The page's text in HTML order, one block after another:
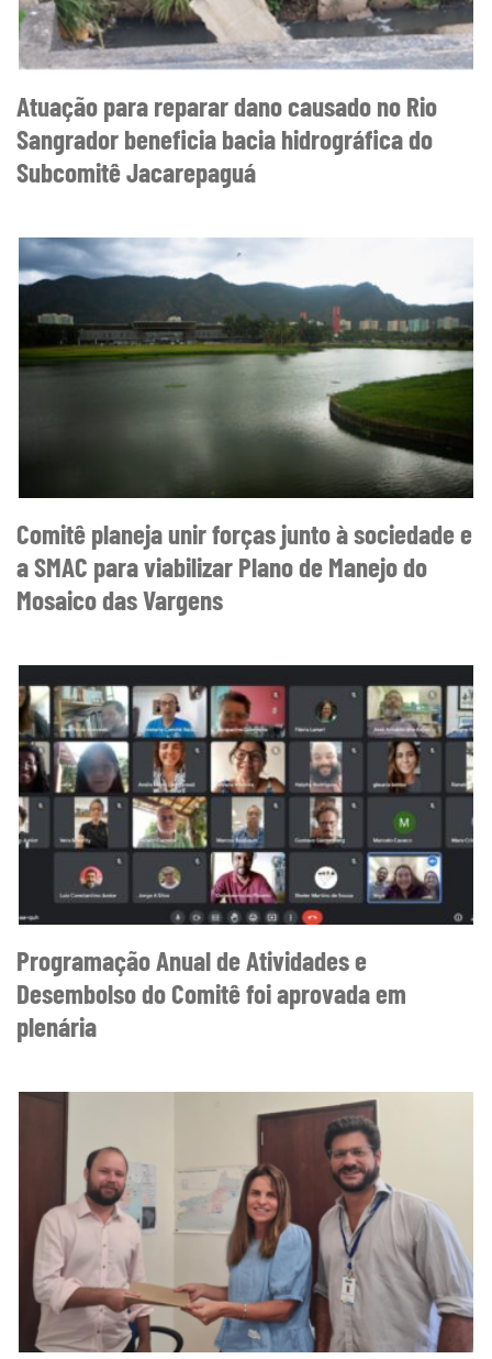
Atuação para reparar dano causado no Rio
Sangrador beneficia bacia hidrográfica do
Subcomitê Jacarepaguá
Comitê planeja unir forças junto à sociedade e
a SMAC para viabilizar Plano de Manejo do
Mosaico das Vargens
Programação Anual de Atividades e
Desembolso do Comitê foi aprovada em
plenária